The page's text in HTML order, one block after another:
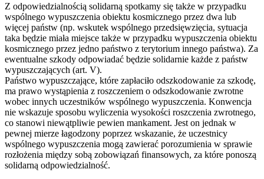
Z odpowiedzialnością solidarną spotkamy się także w przypadku
wspólnego wypuszczenia obiektu kosmicznego przez dwa lub
więcej państw (np. wskutek wspólnego przedsięwzięcia, sytuacja
taka będzie miała miejsce także w przypadku wypuszczenia obiektu
kosmicznego przez jedno państwo z terytorium innego państwa). Za
ewentualne szkody odpowiadać będzie solidarnie każde z państw
wypuszczających (art. V).
Państwo wypuszczające, które zapłaciło odszkodowanie za szkodę,
ma prawo wystąpienia z roszczeniem o odszkodowanie zwrotne
wobec innych uczestników wspólnego wypuszczenia. Konwencja
nie wskazuje sposobu wyliczenia wysokości roszczenia zwrotnego,
co stanowi niewątpliwie pewien mankament. Jest on jednak w
pewnej mierze łagodzony poprzez wskazanie, że uczestnicy
wspólnego wypuszczenia mogą zawierać porozumienia w sprawie
rozłożenia między sobą zobowiązań finansowych, za które ponoszą
solidarną odpowiedzialność.